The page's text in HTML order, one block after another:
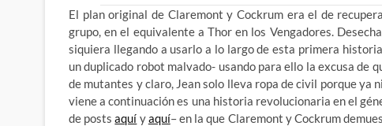
El plan original de Claremont y Cockrum era el de
grupo, en el equivalente a Thor en los Vengadores.
siquiera llegando a usarlo a lo largo de esta primera
un duplicado robot malvado- usando para ello la excusa de
de mutantes y claro, Jean solo lleva ropa de civil porque ya
viene a continuación es una historia revolucionaria en el
de postsaquí yaquí– en la que Claremont y Cockrum